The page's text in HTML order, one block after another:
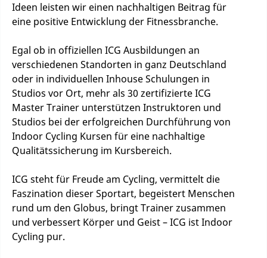
Ideen leisten wir einen nachhaltigen Beitrag für
eine positive Entwicklung der Fitnessbranche.
Egal ob in offiziellen ICG Ausbildungen an
verschiedenen Standorten in ganz Deutschland
oder in individuellen Inhouse Schulungen in
Studios vor Ort, mehr als 30 zertifizierte ICG
Master Trainer unterstützen Instruktoren und
Studios bei der erfolgreichen Durchführung von
Indoor Cycling Kursen für eine nachhaltige
Qualitätssicherung im Kursbereich.
ICG steht für Freude am Cycling, vermittelt die
Faszination dieser Sportart, begeistert Menschen
rund um den Globus, bringt Trainer zusammen
und verbessert Körper und Geist – ICG ist Indoor
Cycling pur.